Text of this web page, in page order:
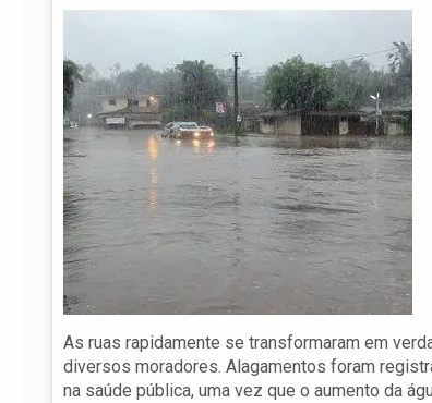
As ruas rapidamente se transformaram em
diversos moradores. Alagamentos foram
na saúde pública, uma vez que o aumento da